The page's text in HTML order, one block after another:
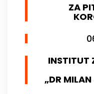
ZA
INSTITUT
„DR